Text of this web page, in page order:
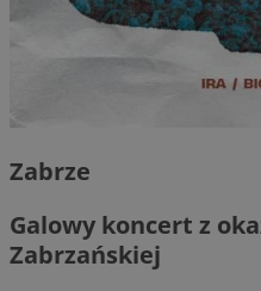
Zabrze
Galowy koncert z
Zabrzańskiej